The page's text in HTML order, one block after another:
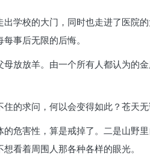
学校的大门，同时也走进了医院
事后无限的后悔。
放放羊。由一个所有人都认为的
的求问，何以会变得如此？苍天无
危害性，算是戒掉了。二是山野
看着周围人那各种各样的眼光。